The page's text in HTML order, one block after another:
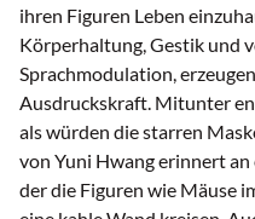
ihren Figuren Leben
Körperhaltung, Gestik und
Sprachmodulation,
Ausdruckskraft. Mitunter
als würden die starren
von Yuni Hwang erinnert
der die Figuren wie Mäuse